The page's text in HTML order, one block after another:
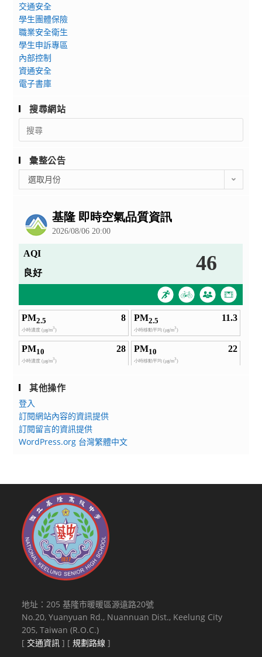
交通安全
學生團體保險
職業安全衛生
學生申訴專區
內部控制
資通安全
電子書庫
搜尋網站
Search
for:
彙整公告
整
選取月份
其他操作
登入
訂閱網站內容的資訊提供
訂閱留言的資訊提供
WordPress.org 台灣繁體中文
地址：205 基隆市暖暖區源遠路20號
No.20, Yuanyuan Rd., Nuannuan Dist., Keelung City
205, Taiwan (R.O.C.)
[ 交通資訊 ] [規劃路線 ]